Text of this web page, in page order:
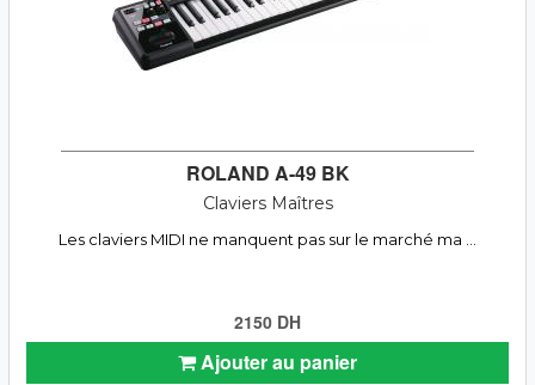
ROLAND A-49 BK
Claviers Maîtres
Les claviers MIDI ne manquent pas sur le marché ma ...
2150 DH
Ajouter au panier